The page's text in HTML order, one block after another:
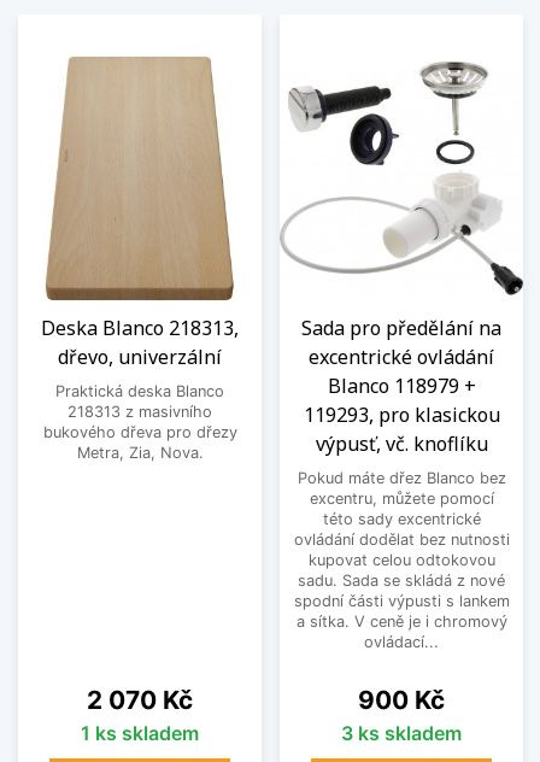
Deska Blanco 218313,
dřevo, univerzální
Praktická deska Blanco
218313 z masivního
bukového dřeva pro dřezy
Metra, Zia, Nova.
Cena
2 070 Kč
1 ks skladem
Sada pro předělání na
excentrické ovládání
Blanco 118979 +
119293, pro klasickou
výpusť, vč. knoflíku
Pokud máte dřez Blanco bez
excentru, můžete pomocí
této sady excentrické
ovládání dodělat bez nutnosti
kupovat celou odtokovou
sadu. Sada se skládá z nové
spodní části výpusti s lankem
a sítka. V ceně je i chromový
ovládací...
Cena
900 Kč
3 ks skladem